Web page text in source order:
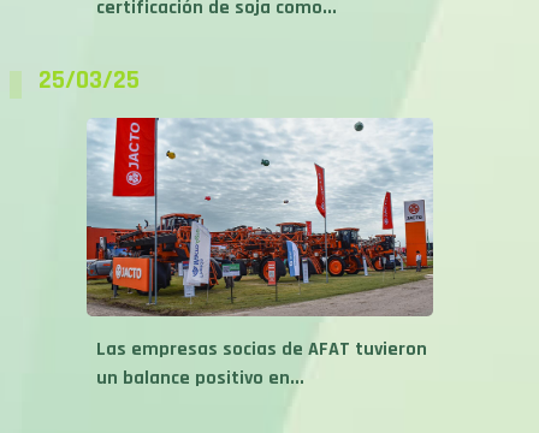
certificación de soja como...
25/03/25
Las empresas socias de AFAT tuvieron
un balance positivo en...